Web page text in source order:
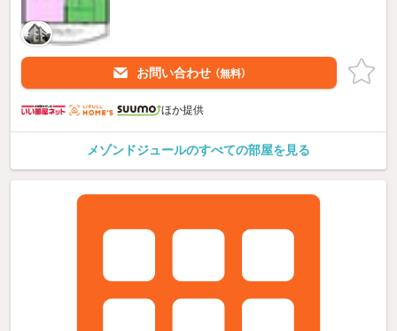
お問い合わせ （無料）
ほか提供
メゾンドジュールのすべての部屋を見る